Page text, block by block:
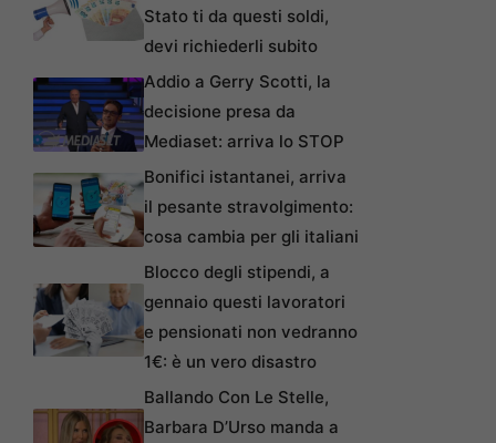
Stato ti da questi soldi,
devi richiederli subito
Addio a Gerry Scotti, la
decisione presa da
Mediaset: arriva lo STOP
Bonifici istantanei, arriva
il pesante stravolgimento:
cosa cambia per gli italiani
Blocco degli stipendi, a
gennaio questi lavoratori
e pensionati non vedranno
1€: è un vero disastro
Ballando Con Le Stelle,
Barbara D’Urso manda a